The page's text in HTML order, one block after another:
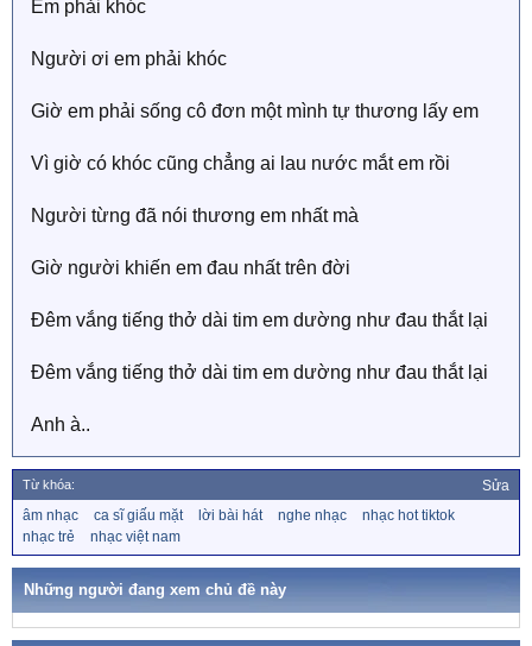
Em phải khóc
Người ơi em phải khóc
Giờ em phải sống cô đơn một mình tự thương lấy em
Vì giờ có khóc cũng chẳng ai lau nước mắt em rồi
Người từng đã nói thương em nhất mà
Giờ người khiến em đau nhất trên đời
Đêm vắng tiếng thở dài tim em dường như đau thắt lại
Đêm vắng tiếng thở dài tim em dường như đau thắt lại
Anh à..
Từ khóa: Sửa
h
âm nhạc ca sĩ giấu mặt lời bài hát nghe nhạc
nhạc hot tiktok
nhạc trẻ
nhạc việt nam
Những người đang xem chủ đề này